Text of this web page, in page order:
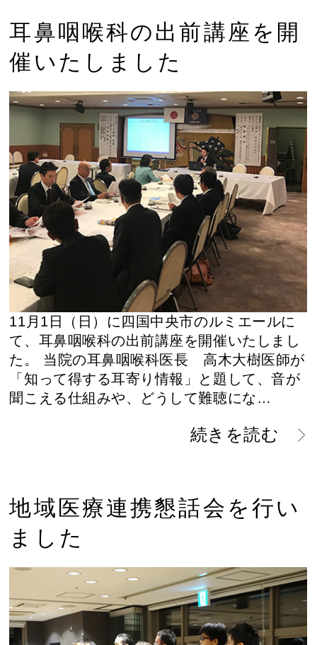
耳鼻咽喉科の出前講座を開
催いたしました
11月1日（日）に四国中央市のルミエールに
て、耳鼻咽喉科の出前講座を開催いたしまし
た。 当院の耳鼻咽喉科医長 高木大樹医師が
「知って得する耳寄り情報」と題して、音が
聞こえる仕組みや、どうして難聴にな…
続きを読む
地域医療連携懇話会を行い
ました